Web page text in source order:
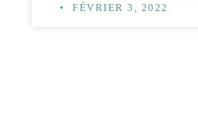
FÉVRIER 3, 2022